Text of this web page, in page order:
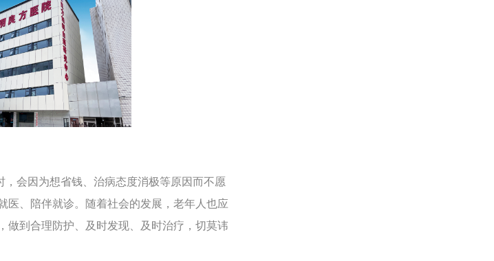
会因为想省钱、治病态度消极等原因而不愿
医、陪伴就诊。随着社会的发展，老年人也应
做到合理防护、及时发现、及时治疗，切莫讳